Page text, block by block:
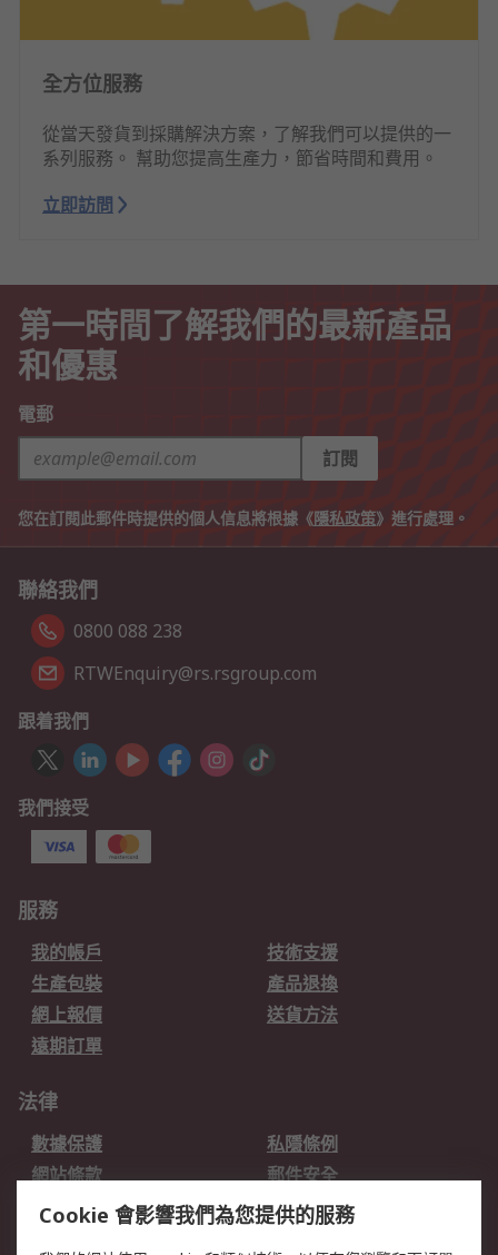
全方位服務
從當天發貨到採購解決方案，了解我們可以提供的一
系列服務。 幫助您提高生產力，節省時間和費用。
立即訪問
第一時間了解我們的最新產品
和優惠
電郵
訂閱
您在訂閱此郵件時提供的個人信息將根據《隱私政策》進行處理。
聯絡我們
0800 088 238
RTWEnquiry@rs.rsgroup.com
跟着我們
我們接受
服務
我的帳戶
技術支援
生產包裝
產品退換
網上報價
送貨方法
遠期訂單
法律
數據保護
私隱條例
網站條款
郵件安全
销售条款和条件
Cookie 會影響我們為您提供的服務